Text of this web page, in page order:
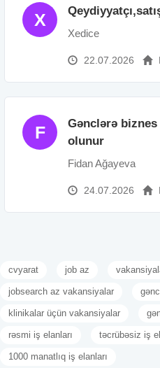
X
Xedice
22.07.2026
F
Gənclərə
olunur
Fidan Ağayeva
24.07.2026
cvyarat job az
jobsearch az vakansiyalar
klinikalar üçün vakansiyalar
rəsmi iş elanları təcrübəsiz iş
1000 manatlıq iş elanları